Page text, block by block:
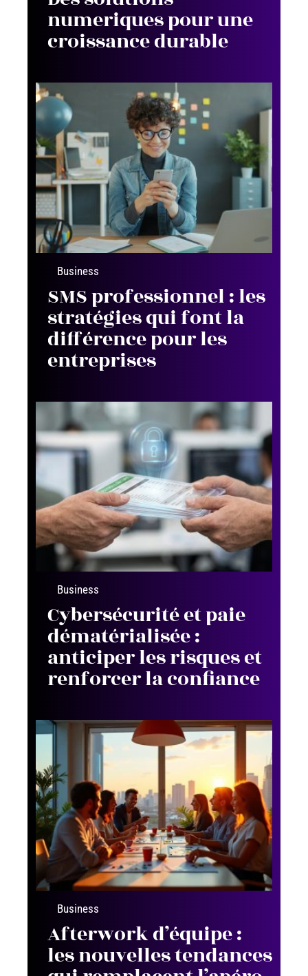
numeriques pour une
croissance durable
Business
SMS professionnel : les
stratégies qui font la
différence pour les
entreprises
Business
Cybersécurité et paie
dématérialisée :
anticiper les risques et
renforcer la confiance
Business
Afterwork d’équipe :
les nouvelles tendances